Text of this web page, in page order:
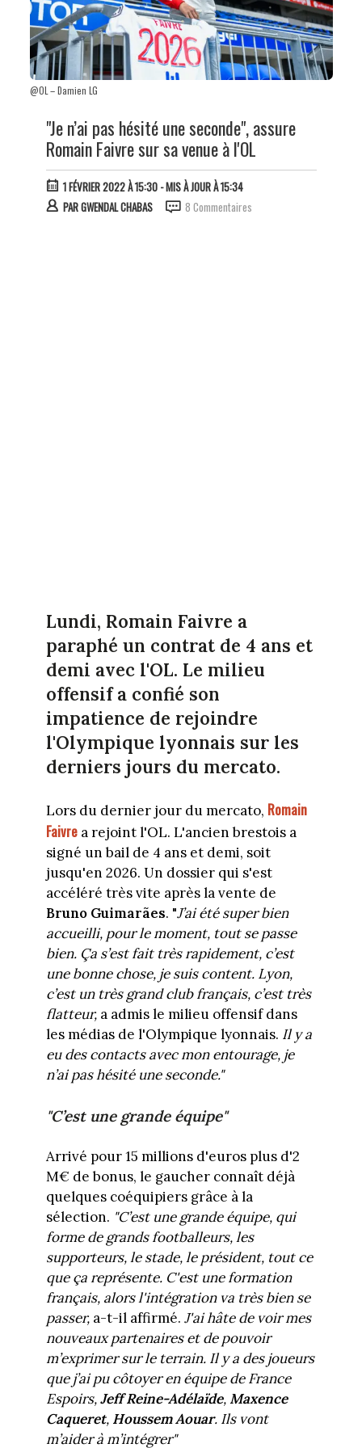
@OL – Damien LG
"Je n’ai pas hésité une seconde", assure
Romain Faivre sur sa venue à l'OL
1 FÉVRIER 2022 À 15:30- MIS À JOUR À 15:34
PARGWENDAL CHABAS 8 Commentaires
Lundi, Romain Faivre a
paraphé un contrat de 4 ans et
demi avec l'OL. Le milieu
offensif a confié son
impatience de rejoindre
l'Olympique lyonnais sur les
derniers jours du mercato.
Lors du dernier jour du mercato, Romain
Faivrea rejoint l'OL. L'ancien brestois a
signé un bail de 4 ans et demi, soit
jusqu'en 2026. Un dossier qui s'est
accéléré très vite après la vente de
Bruno Guimarães. "J’ai été super bien
accueilli, pour le moment, tout se passe
bien. Ça s’est fait très rapidement, c’est
une bonne chose, je suis content. Lyon,
c’est un très grand club français, c’est très
flatteur, a admis le milieu offensif dans
les médias de l'Olympique lyonnais. Il y a
eu des contacts avec mon entourage, je
n’ai pas hésité une seconde."
"C’est une grande équipe"
Arrivé pour 15 millions d'euros plus d'2
M€ de bonus, le gaucher connaît déjà
quelques coéquipiers grâce à la
sélection. "C’est une grande équipe, qui
forme de grands footballeurs, les
supporteurs, le stade, le président, tout ce
que ça représente. C'est une formation
français, alors l'intégration va très bien se
passer, a-t-il affirmé. J'ai hâte de voir mes
nouveaux partenaires et de pouvoir
m’exprimer sur le terrain. Il y a des joueurs
que j’ai pu côtoyer en équipe de France
Espoirs,Jeff Reine-Adélaïde,Maxence
Caqueret, Houssem Aouar. Ils vont
m’aider à m’intégrer"